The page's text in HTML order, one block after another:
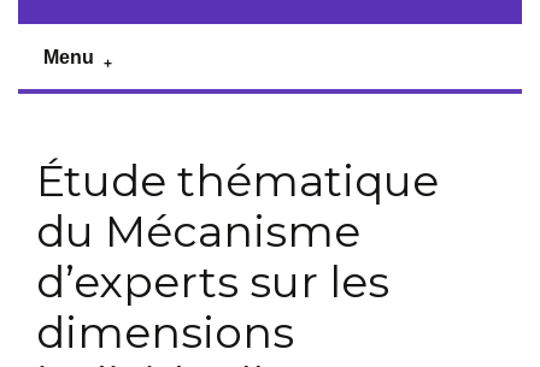
Menu
Étude thématique
du Mécanisme
d’experts sur les
dimensions